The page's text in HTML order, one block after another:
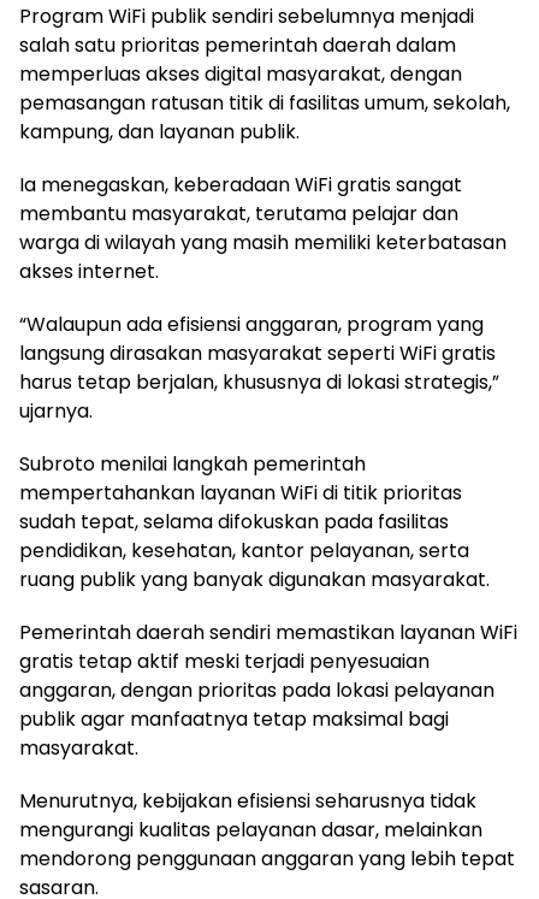
Program WiFi publik sendiri sebelumnya menjadi
salah satu prioritas pemerintah daerah dalam
memperluas akses digital masyarakat, dengan
pemasangan ratusan titik di fasilitas umum, sekolah,
kampung, dan layanan publik.
Ia menegaskan, keberadaan WiFi gratis sangat
membantu masyarakat, terutama pelajar dan
warga di wilayah yang masih memiliki keterbatasan
akses internet.
“Walaupun ada efisiensi anggaran, program yang
langsung dirasakan masyarakat seperti WiFi gratis
harus tetap berjalan, khususnya di lokasi strategis,”
ujarnya.
Subroto menilai langkah pemerintah
mempertahankan layanan WiFi di titik prioritas
sudah tepat, selama difokuskan pada fasilitas
pendidikan, kesehatan, kantor pelayanan, serta
ruang publik yang banyak digunakan masyarakat.
Pemerintah daerah sendiri memastikan layanan WiFi
gratis tetap aktif meski terjadi penyesuaian
anggaran, dengan prioritas pada lokasi pelayanan
publik agar manfaatnya tetap maksimal bagi
masyarakat.
Menurutnya, kebijakan efisiensi seharusnya tidak
mengurangi kualitas pelayanan dasar, melainkan
mendorong penggunaan anggaran yang lebih tepat
sasaran.